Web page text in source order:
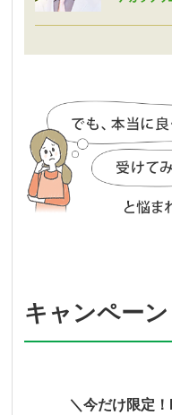
キャンペーン
＼今だけ限定